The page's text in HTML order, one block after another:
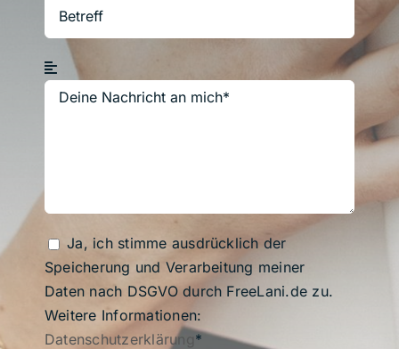
Ja, ich stimme ausdrücklich der
Speicherung und Verarbeitung meiner
Daten nach DSGVO durch FreeLani.de zu.
Weitere Informationen:
Datenschutzerklärung *